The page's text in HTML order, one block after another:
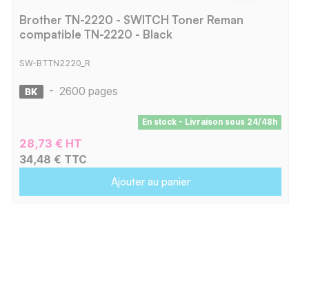
Brother TN-2220 - SWITCH Toner Reman
compatible TN-2220 - Black
SW-BTTN2220_R
- 2600 pages
En stock - Livraison sous 24/48h
28,73 € HT
34,48 € TTC
Ajouter au panier